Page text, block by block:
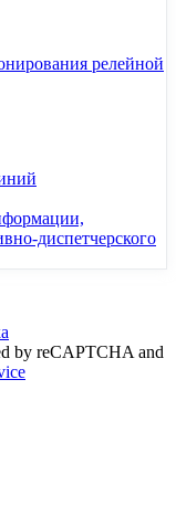
релейной
диспетчерского
by reCAPTCHA and